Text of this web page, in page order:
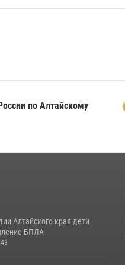
по Алтайскому
Алтайского края дети
БПЛА